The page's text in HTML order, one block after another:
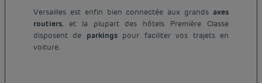
Versailles est enfin bien connectée aux grands axes
routiers, et la plupart des hôtels Première Classe
disposent de parkings pour faciliter vos trajets en
voiture.
Hôtel pas cher Paris
Hôtel pas cher Lyon
Hôtel pas cher Marseille
Mentions légales